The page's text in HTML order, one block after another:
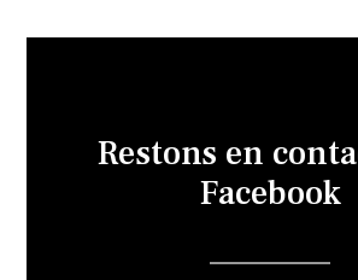
Restons en
Facebook